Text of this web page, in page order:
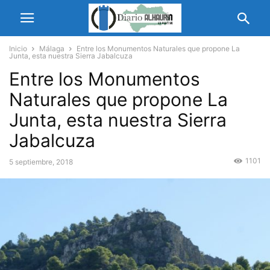
Inicio Málaga
Entre los Monumentos Naturales que propone La
Junta, esta nuestra Sierra Jabalcuza
Entre los Monumentos
Naturales que propone La
Junta, esta nuestra Sierra
Jabalcuza
5 septiembre, 2018 1101